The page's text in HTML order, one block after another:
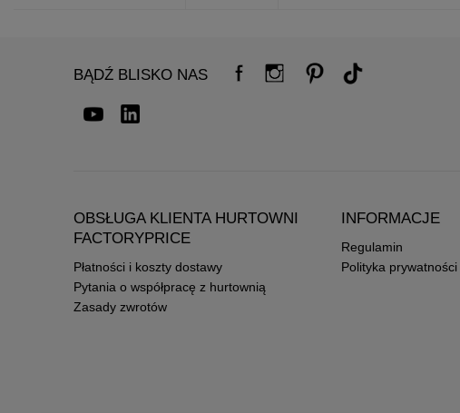
BĄDŹ BLISKO NAS
OBSŁUGA KLIENTA HURTOWNI
FACTORYPRICE
Płatności i koszty dostawy
Pytania o współpracę z hurtownią
Zasady zwrotów
INFORMACJE
Regulamin
Polityka prywatności